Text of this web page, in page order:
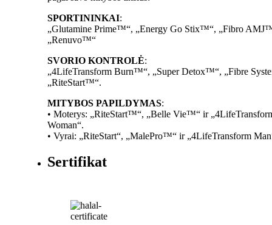
SPORTININKAI:
„Glutamine Prime™“, „Energy Go Stix™“, „Fibro
„Renuvo™“
SVORIO KONTROLĖ:
„4LifeTransform Burn™“, „Super Detox™“, „Fibre
„RiteStart™“.
MITYBOS PAPILDYMAS:
• Moterys: „RiteStart™“, „Belle Vie™“ ir
Woman“.
• Vyrai: „RiteStart“, „MalePro™“ ir „4LifeTransform
Sertifikat